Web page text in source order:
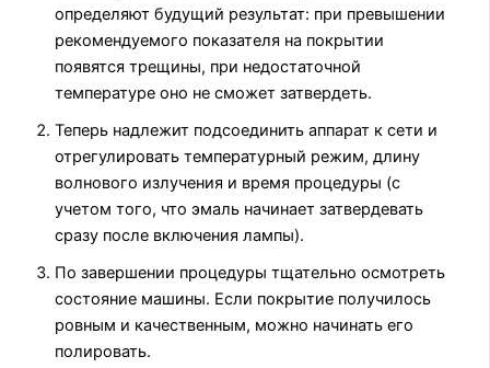
определяют будущий результат: при превышении
рекомендуемого показателя на покрытии
появятся трещины, при недостаточной
температуре оно не сможет затвердеть.
Теперь надлежит подсоединить аппарат к сети и
отрегулировать температурный режим, длину
волнового излучения и время процедуры (с
учетом того, что эмаль начинает затвердевать
сразу после включения лампы).
По завершении процедуры тщательно осмотреть
состояние машины. Если покрытие получилось
ровным и качественным, можно начинать его
полировать.